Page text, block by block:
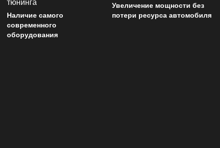
Наличие самого
современного
оборудования
Увеличение мощности без
потери ресурса автомобиля